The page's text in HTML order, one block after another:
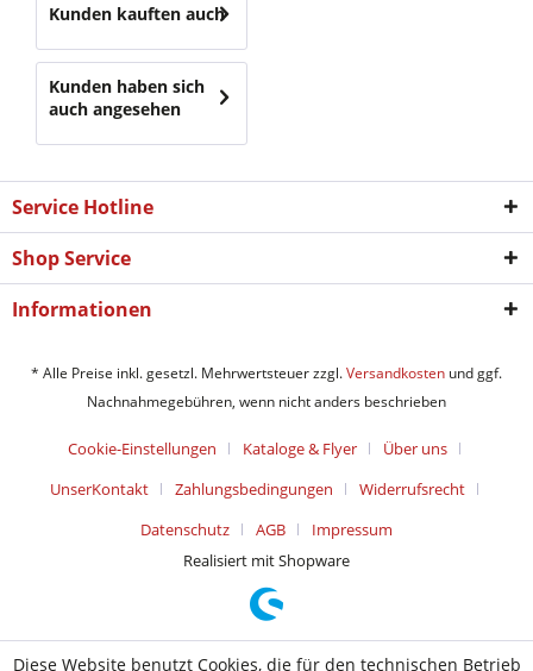
Kunden kauften auch
Kunden haben sich
auch angesehen
Service Hotline
Shop Service
Informationen
* Alle Preise inkl. gesetzl. Mehrwertsteuer zzgl.Versandkosten und ggf.
Nachnahmegebühren, wenn nicht anders beschrieben
Cookie-Einstellungen Kataloge & Flyer
Über uns
UnserKontakt
Zahlungsbedingungen
Widerrufsrecht
Datenschutz
AGB
Impressum
Realisiert mit Shopware
Diese Website benutzt Cookies, die für den technischen Betrieb